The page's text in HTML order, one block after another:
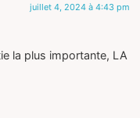
juillet 4, 2024 à 4:43 pm
la plus importante, LA